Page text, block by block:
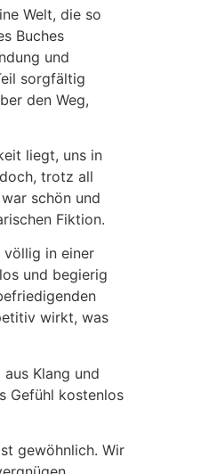
Welt, die so
Buches
und
sorgfältig
den Weg,
liegt, uns in
trotz all
schön und
Fiktion.
völlig in einer
und begierig
wirkt, was
Klang und
Gefühl kostenlos
gewöhnlich. Wir